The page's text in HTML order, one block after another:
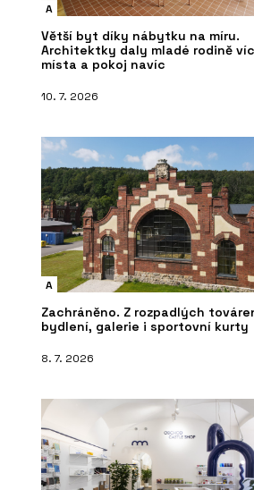
A
Větší byt díky nábytku na míru.
Architektky daly mladé rodině víc
místa a pokoj navíc
10. 7. 2026
A
Zachráněno. Z rozpadlých
bydlení, galerie i sportovní kurty
8. 7. 2026